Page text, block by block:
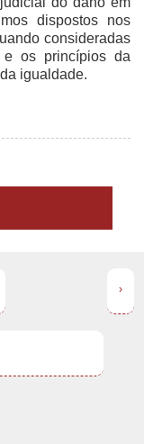
dispostos nos
consideradas
e os princípios da
igualdade.
›